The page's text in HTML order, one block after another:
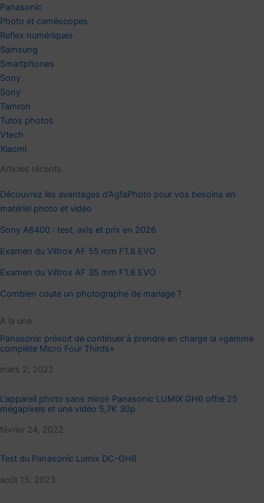
Panasonic
Photo et caméscopes
Reflex numériques
Samsung
Smartphones
Sony
Sony
Tamron
Tutos photos
Vtech
Xiaomi
Articles récents
Découvrez les avantages d’AgfaPhoto pour vos besoins en
matériel photo et vidéo
Sony A6400 : test, avis et prix en 2026
Examen du Viltrox AF 55 mm F1.8 EVO
Examen du Viltrox AF 35 mm F1.8 EVO
Combien coute un photographe de mariage ?
A la une
Panasonic prévoit de continuer à prendre en charge la «gamme
complète Micro Four Thirds»
Date
mars 2, 2022
L’appareil photo sans miroir Panasonic LUMIX GH6 offre 25
mégapixels et une vidéo 5,7K 30p
Date
février 24, 2022
Test du Panasonic Lumix DC-GH6
Date
août 15, 2023